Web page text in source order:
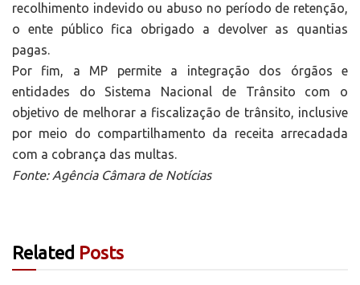
recolhimento indevido ou abuso no período de retenção,
o ente público fica obrigado a devolver as quantias
pagas.
Por fim, a MP permite a integração dos órgãos e
entidades do Sistema Nacional de Trânsito com o
objetivo de melhorar a fiscalização de trânsito, inclusive
por meio do compartilhamento da receita arrecadada
com a cobrança das multas.
Fonte: Agência Câmara de Notícias
Related Posts